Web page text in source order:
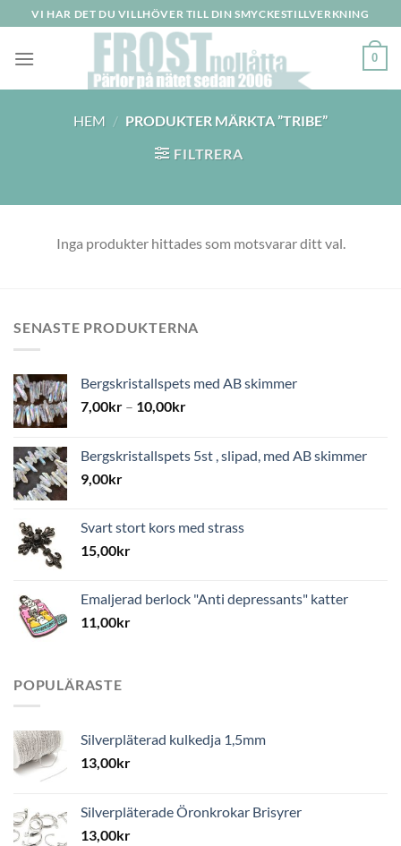
to
content
VI HAR DET DU VILLHÖVER TILL DIN SMYCKESTILLVERKNING
0
HEM / PRODUKTER MÄRKTA ”TRIBE”
FILTRERA
Inga produkter hittades som motsvarar ditt val.
SENASTE PRODUKTERNA
Bergskristallspets med AB skimmer
7,00kr – 10,00kr
Bergskristallspets 5st , slipad, med AB skimmer
9,00kr
Svart stort kors med strass
15,00kr
Emaljerad berlock "Anti depressants" katter
11,00kr
POPULÄRASTE
Silverpläterad kulkedja 1,5mm
13,00kr
Silverpläterade Öronkrokar Brisyrer
13,00kr